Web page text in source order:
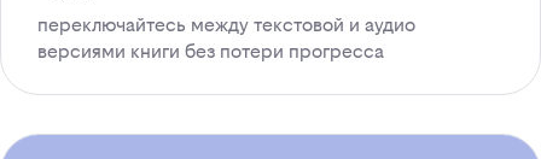
переключайтесь между текстовой и аудио
версиями книги без потери прогресса